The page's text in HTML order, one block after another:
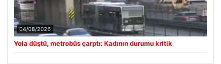
04/08/2026
Yola düştü, metrobüs çarptı: Kadının durumu kritik